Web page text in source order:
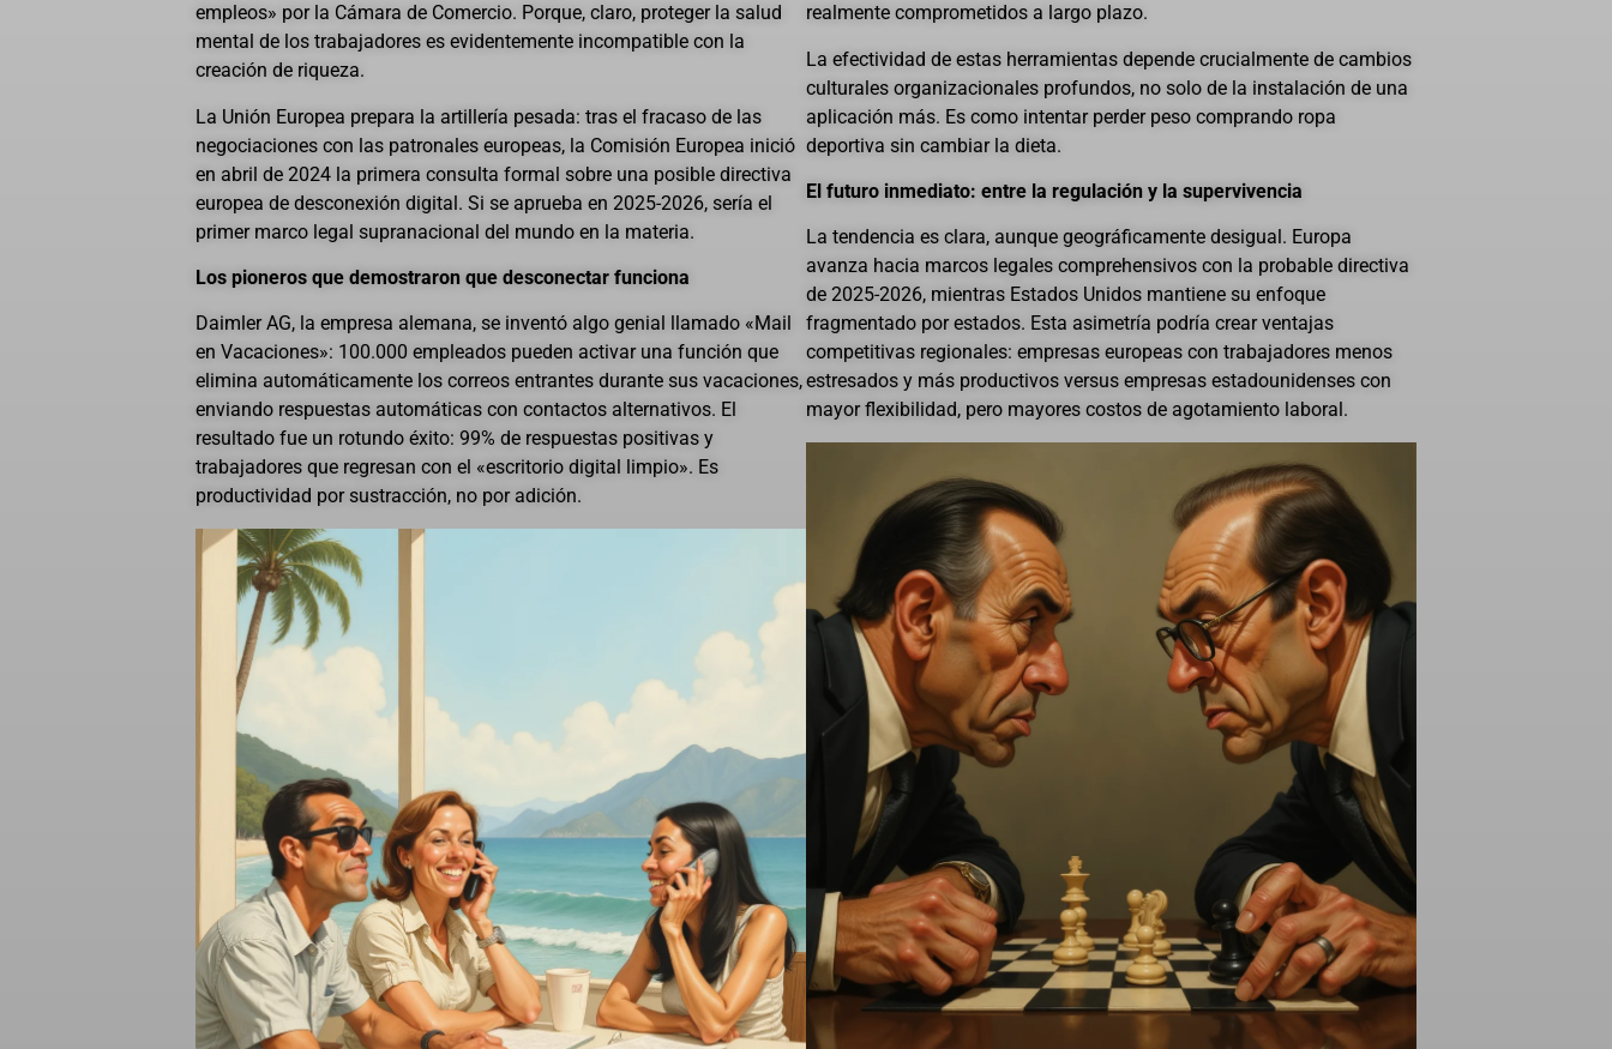
empleos» por la Cámara de Comercio. Porque, claro, proteger la salud
mental de los trabajadores es evidentemente incompatible con la
creación de riqueza.
La Unión Europea prepara la artillería pesada: tras el fracaso de las
negociaciones con las patronales europeas, la Comisión Europea inició
en abril de 2024 la primera consulta formal sobre una posible directiva
europea de desconexión digital. Si se aprueba en 2025-2026, sería el
primer marco legal supranacional del mundo en la materia.
Los pioneros que demostraron que desconectar funciona
Daimler AG, la empresa alemana, se inventó algo genial llamado «Mail
en Vacaciones»: 100.000 empleados pueden activar una función que
elimina automáticamente los correos entrantes durante sus vacaciones,
enviando respuestas automáticas con contactos alternativos. El
resultado fue un rotundo éxito: 99% de respuestas positivas y
trabajadores que regresan con el «escritorio digital limpio». Es
productividad por sustracción, no por adición.
realmente comprometidos a largo plazo.
La efectividad de estas herramientas depende crucialmente de cambios
culturales organizacionales profundos, no solo de la instalación de una
aplicación más. Es como intentar perder peso comprando ropa
deportiva sin cambiar la dieta.
El futuro inmediato: entre la regulación y la supervivencia
La tendencia es clara, aunque geográficamente desigual. Europa
avanza hacia marcos legales comprehensivos con la probable directiva
de 2025-2026, mientras Estados Unidos mantiene su enfoque
fragmentado por estados. Esta asimetría podría crear ventajas
competitivas regionales: empresas europeas con trabajadores menos
estresados y más productivos versus empresas estadounidenses con
mayor flexibilidad, pero mayores costos de agotamiento laboral.